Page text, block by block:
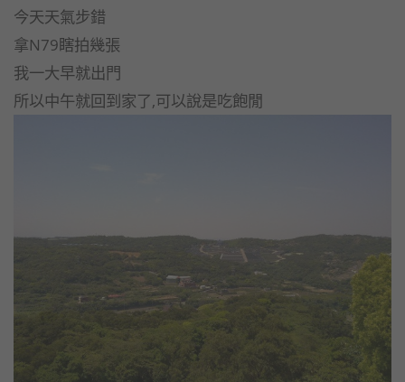
今天天氣步錯
拿N79瞎拍幾張
我一大早就出門
所以中午就回到家了,可以說是吃飽閒